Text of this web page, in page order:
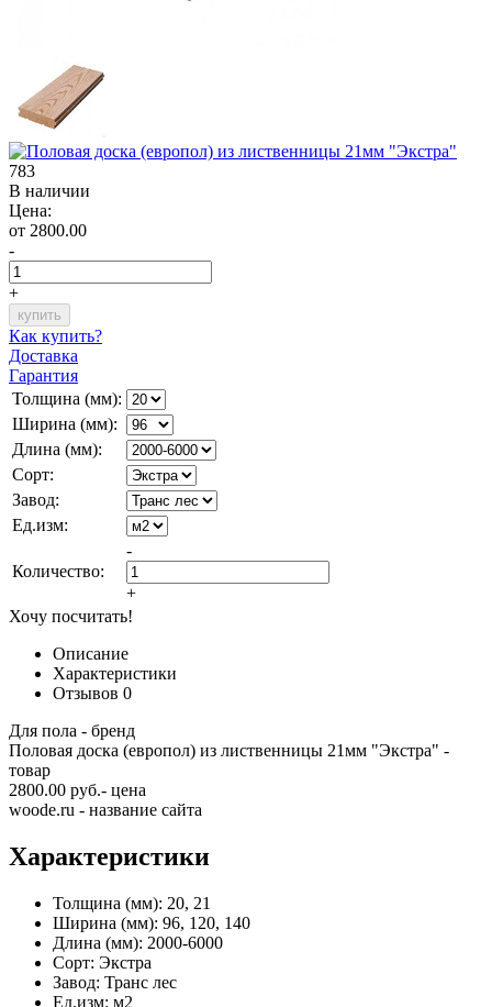
783
В наличии
Цена:
от 2800.00
-
+
Как купить?
Доставка
Гарантия
Толщина (мм):
Ширина (мм):
Длина (мм):
Сорт:
Завод:
Ед.изм:
Количество:
-
+
Хочу посчитать!
Описание
Характеристики
Отзывов 0
Для пола - бренд
Половая доска (европол) из лиственницы 21мм "Экстра" -
товар
2800.00 руб.- цена
woode.ru - название сайта
Характеристики
Толщина (мм): 20, 21
Ширина (мм): 96, 120, 140
Длина (мм): 2000-6000
Сорт: Экстра
Завод: Транс лес
Ед.изм: м2